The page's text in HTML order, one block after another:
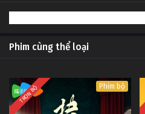
Phim cùng thể loại
TRỌN BỘ Phim bộ